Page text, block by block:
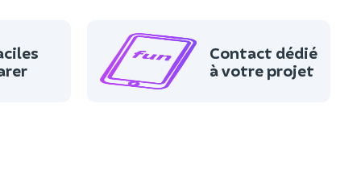
Contact dédié
à votre projet